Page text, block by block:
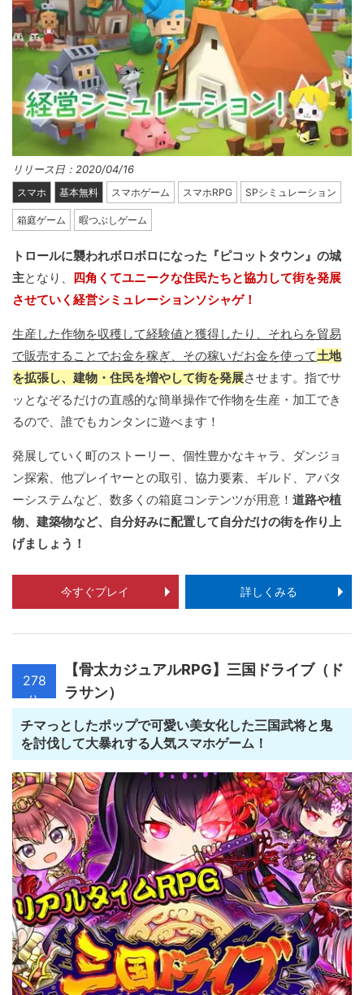
リリース日：2020/04/16
スマホ 基本無料 スマホゲーム スマホRPG SPシミュレーション
箱庭ゲーム 暇つぶしゲーム
トロールに襲われボロボロになった『ピコットタウン』の城
主となり、 四角くてユニークな住民たちと協力して街を発展
させていく経営シミュレーションソシャゲ！
生産した作物を収穫して経験値と獲得したり、それらを貿易
で販売することでお金を稼ぎ、その稼いだお金を使って土地
を拡張し、建物・住民を増やして街を発展させます。指でサ
ッとなぞるだけの直感的な簡単操作で作物を生産・加工でき
るので、誰でもカンタンに遊べます！
発展していく町のストーリー、個性豊かなキャラ、ダンジョ
ン探索、他プレイヤーとの取引、協力要素、ギルド、アバタ
ーシステムなど、数多くの箱庭コンテンツが用意！ 道路や植
物、建築物など、自分好みに配置して自分だけの街を作り上
げましょう！
今すぐプレイ 詳しくみる
278
位
【骨太カジュアルRPG】三国ドライブ（ド
ラサン）
チマっとしたポップで可愛い美女化した三国武将と鬼
を討伐して大暴れする人気スマホゲーム！